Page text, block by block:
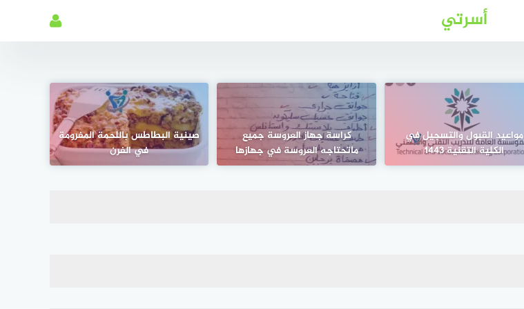
أسرتي
مواعيد القبول والتسجيل في
الكلية التقنية 1443
كراسة جهاز العروسة جميع
ماتحتاجه العروسة في جهازها
صينية البطاطس باللحمة المفرومة
في الفرن